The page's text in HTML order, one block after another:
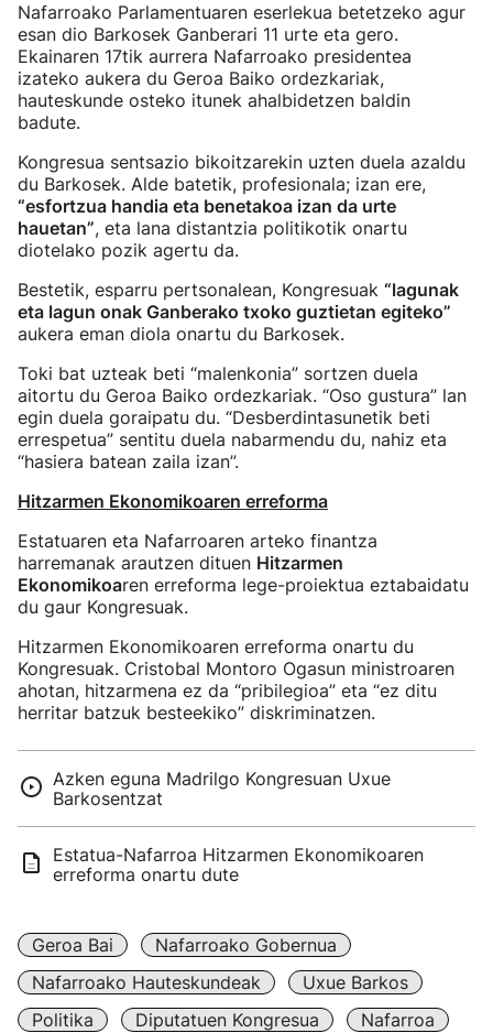
Nafarroako Parlamentuaren eserlekua betetzeko agur
esan dio Barkosek Ganberari 11 urte eta gero.
Ekainaren 17tik aurrera Nafarroako presidentea
izateko aukera du Geroa Baiko ordezkariak,
hauteskunde osteko itunek ahalbidetzen baldin
badute.
Kongresua sentsazio bikoitzarekin uzten duela azaldu
du Barkosek. Alde batetik, profesionala; izan ere,
“esfortzua handia eta benetakoa izan da urte
hauetan”, eta lana distantzia politikotik onartu
diotelako pozik agertu da.
Bestetik, esparru pertsonalean, Kongresuak “lagunak
eta lagun onak Ganberako txoko guztietan egiteko”
aukera eman diola onartu du Barkosek.
Toki bat uzteak beti “malenkonia” sortzen duela
aitortu du Geroa Baiko ordezkariak. “Oso gustura” lan
egin duela goraipatu du. “Desberdintasunetik beti
errespetua” sentitu duela nabarmendu du, nahiz eta
“hasiera batean zaila izan”.
Hitzarmen Ekonomikoaren erreforma
Estatuaren eta Nafarroaren arteko finantza
harremanak arautzen dituen Hitzarmen
Ekonomikoaren erreforma lege-proiektua eztabaidatu
du gaur Kongresuak.
Hitzarmen Ekonomikoaren erreforma onartu du
Kongresuak. Cristobal Montoro Ogasun ministroaren
ahotan, hitzarmena ez da “pribilegioa” eta “ez ditu
herritar batzuk besteekiko” diskriminatzen.
Azken eguna Madrilgo Kongresuan Uxue
Barkosentzat
Estatua-Nafarroa Hitzarmen Ekonomikoaren
erreforma onartu dute
Geroa Bai
Nafarroako Gobernua
Nafarroako Hauteskundeak
Uxue Barkos
Politika
Diputatuen Kongresua Nafarroa